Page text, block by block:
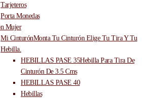
Tarjeteros
Porta Monedas
Mujer
Mi CinturónMonta Tu Cinturón Elige Tu Tira Y Tu
Hebilla.
HEBILLAS PASE 35Hebilla Para Tira De
Cinturón De 3.5 Cms
HEBILLAS PASE 40
Hebillas